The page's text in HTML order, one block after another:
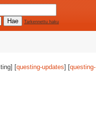
Tarkennettu haku
[questing-updates] [questing-